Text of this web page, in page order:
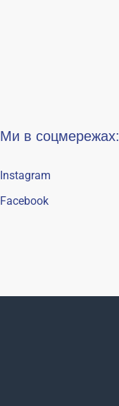
Ми в соцмережах:
Instagram
Facebook